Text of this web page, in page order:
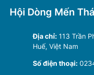
Hội Dòng Mến
Địa chỉ: 113 Trần
Huế, Việt Nam
Số điện thoại: